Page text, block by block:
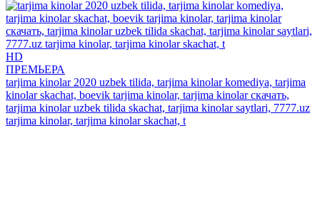
HD
ПРЕМЬЕРА
tarjima kinolar 2020 uzbek tilida, tarjima kinolar komediya, tarjima
kinolar skachat, boevik tarjima kinolar, tarjima kinolar скачать,
tarjima kinolar uzbek tilida skachat, tarjima kinolar saytlari, 7777.uz
tarjima kinolar, tarjima kinolar skachat, t